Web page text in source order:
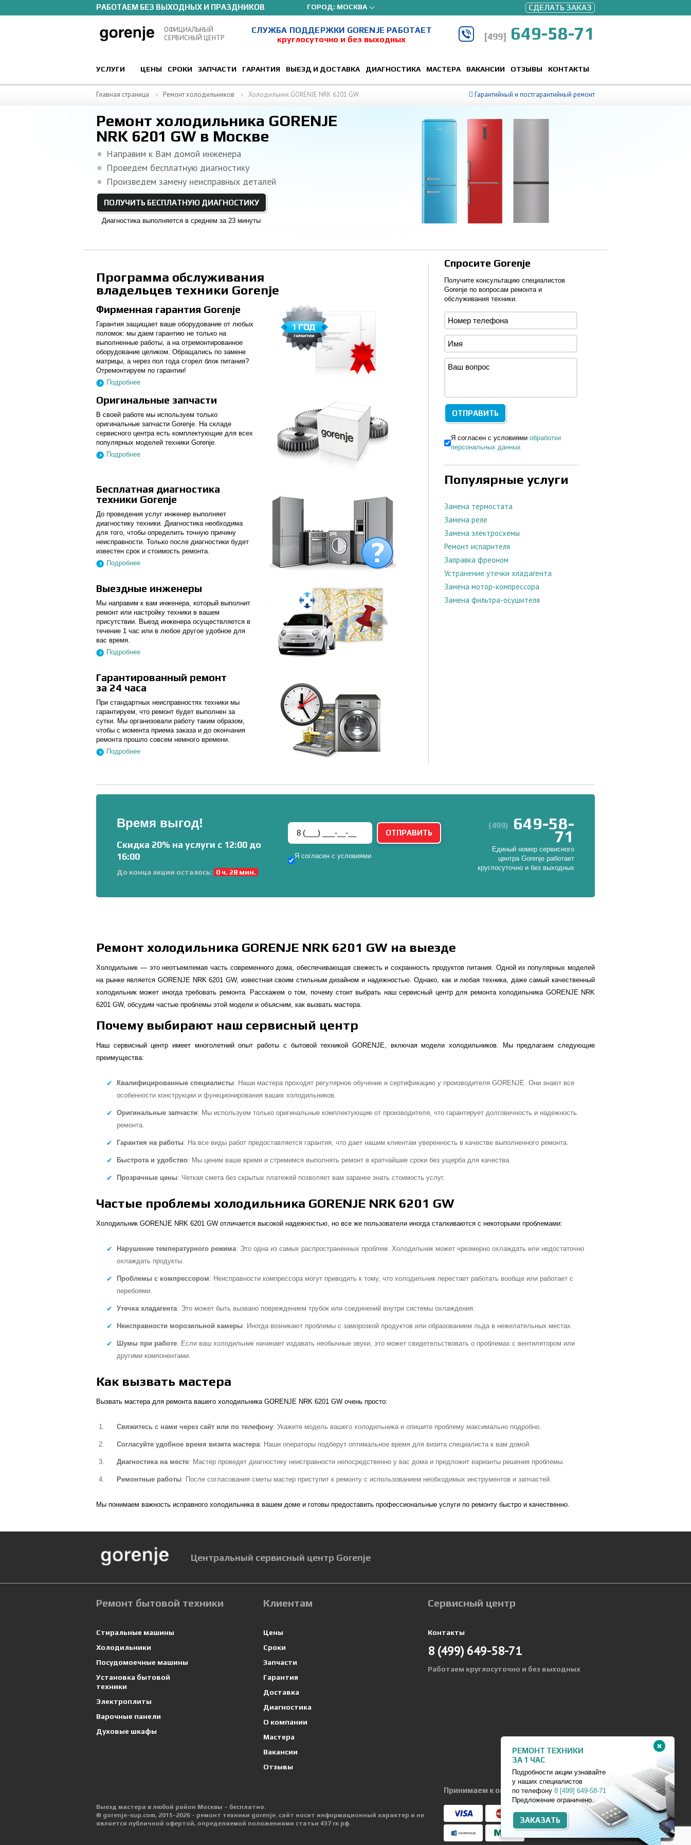
РАБОТАЕМ БЕЗ ВЫХОДНЫХ И ПРАЗДНИКОВ ГОРОД: МОСКВА СДЕЛАТЬ ЗАКАЗ
ОФИЦИАЛЬНЫЙ
СЕРВИСНЫЙ ЦЕНТР
СЛУЖБА ПОДДЕРЖКИ GORENJE РАБОТАЕТ
круглосуточно и без выходных
[499] 649-58-71
УСЛУГИ ЦЕНЫ СРОКИ ЗАПЧАСТИ ГАРАНТИЯ ВЫЕЗД И ДОСТАВКА ДИАГНОСТИКА МАСТЕРА ВАКАНСИИ ОТЗЫВЫ КОНТАКТЫ
Главная страница Ремонт холодильников Холодильник GORENJE NRK 6201 GW Гарантийный и постгарантийный ремонт
Ремонт холодильника GORENJE
NRK 6201 GW в Москве
Направим к Вам домой инженера
Проведем бесплатную диагностику
Произведем замену неисправных деталей
ПОЛУЧИТЬ БЕСПЛАТНУЮ ДИАГНОСТИКУ
Диагностика выполняется в среднем за 23 минуты
Программа обслуживания
владельцев техники Gorenje
Фирменная гарантия Gorenje
Гарантия защищает ваше оборудование от любых
поломок: мы даем гарантию не только на
выполненные работы, а на отремонтированное
оборудование целиком. Обращались по замене
матрицы, а через пол года сгорел блок питания?
Отремонтируем по гарантии!
Подробнее
Оригинальные запчасти
В своей работе мы используем только
оригинальные запчасти Gorenje. На складе
сервисного центра есть комплектующие для всех
популярных моделей техники Gorenje.
Подробнее
Бесплатная диагностика
техники Gorenje
До проведения услуг инженер выполняет
диагностику техники. Диагностика необходима
для того, чтобы определить точную причину
неисправности. Только после диагностики будет
известен срок и стоимость ремонта.
Подробнее
Выездные инженеры
Мы направим к вам инженера, который выполнит
ремонт или настройку техники в вашем
присутствии. Выезд инженера осуществляется в
течение 1 час или в любое другое удобное для
вас время.
Подробнее
Гарантированный ремонт
за 24 часа
При стандартных неисправностях техники мы
гарантируем, что ремонт будет выполнен за
сутки. Мы организовали работу таким образом,
чтобы с момента приема заказа и до окончания
ремонта прошло совсем немного времени.
Подробнее
Спросите Gorenje
Получите консультацию специалистов
Gorenje по вопросам ремонта и
обслуживания техники.
Я согласен с условиями обработки
персональных данных
Популярные услуги
Замена термостата
Замена реле
Замена электросхемы
Ремонт испарителя
Заправка фреоном
Устранение утечки хладагента
Замена мотор-компрессора
Замена фильтра-осушителя
Время выгод!
Скидка 20% на услуги с 12:00 до
16:00
До конца акции осталось: 0 ч. 28 мин.
Я согласен с условиями
(499) 649-58-
71
Единый номер сервисного
центра Gorenje работает
круглосуточно и без выходных
Ремонт холодильника GORENJE NRK 6201 GW на выезде
Холодильник — это неотъемлемая часть современного дома, обеспечивающая свежесть и сохранность продуктов питания. Одной из популярных моделей
на рынке является GORENJE NRK 6201 GW, известная своим стильным дизайном и надежностью. Однако, как и любая техника, даже самый качественный
холодильник может иногда требовать ремонта. Расскажем о том, почему стоит выбрать наш сервисный центр для ремонта холодильника GORENJE NRK
6201 GW, обсудим частые проблемы этой модели и объясним, как вызвать мастера.
Почему выбирают наш сервисный центр
Наш сервисный центр имеет многолетний опыт работы с бытовой техникой GORENJE, включая модели холодильников. Мы предлагаем следующие
преимущества:
Квалифицированные специалисты: Наши мастера проходят регулярное обучение и сертификацию у производителя GORENJE. Они знают все
особенности конструкции и функционирования ваших холодильников.
Оригинальные запчасти: Мы используем только оригинальные комплектующие от производителя, что гарантирует долговечность и надежность
ремонта.
Гарантия на работы: На все виды работ предоставляется гарантия, что дает нашим клиентам уверенность в качестве выполненного ремонта.
Быстрота и удобство: Мы ценим ваше время и стремимся выполнять ремонт в кратчайшие сроки без ущерба для качества.
Прозрачные цены: Четкая смета без скрытых платежей позволяет вам заранее знать стоимость услуг.
Частые проблемы холодильника GORENJE NRK 6201 GW
Холодильник GORENJE NRK 6201 GW отличается высокой надежностью, но все же пользователи иногда сталкиваются с некоторыми проблемами:
Нарушение температурного режима: Это одна из самых распространенных проблем. Холодильник может чрезмерно охлаждать или недостаточно
охлаждать продукты.
Проблемы с компрессором: Неисправности компрессора могут приводить к тому, что холодильник перестает работать вообще или работает с
перебоями.
Утечка хладагента: Это может быть вызвано повреждением трубок или соединений внутри системы охлаждения.
Неисправности морозильной камеры: Иногда возникают проблемы с заморозкой продуктов или образованием льда в нежелательных местах.
Шумы при работе: Если ваш холодильник начинает издавать необычные звуки, это может свидетельствовать о проблемах с вентилятором или
другими компонентами.
Как вызвать мастера
Вызвать мастера для ремонта вашего холодильника GORENJE NRK 6201 GW очень просто:
Свяжитесь с нами через сайт или по телефону: Укажите модель вашего холодильника и опишите проблему максимально подробно.
Согласуйте удобное время визита мастера: Наши операторы подберут оптимальное время для визита специалиста к вам домой.
Диагностика на месте: Мастер проведет диагностику неисправности непосредственно у вас дома и предложит варианты решения проблемы.
Ремонтные работы: После согласования сметы мастер приступит к ремонту с использованием необходимых инструментов и запчастей.
Мы понимаем важность исправного холодильника в вашем доме и готовы предоставить профессиональные услуги по ремонту быстро и качественно.
Центральный сервисный центр Gorenje
Ремонт бытовой техники
Стиральные машины
Холодильники
Посудомоечные машины
Установка бытовой
техники
Электроплиты
Варочные панели
Духовые шкафы
Клиентам
Цены
Сроки
Запчасти
Гарантия
Доставка
Диагностика
О компании
Мастера
Вакансии
Отзывы
Сервисный центр
Контакты
8 (499) 649-58-71
Работаем круглосуточно и без выходных
Принимаем к оплате:
Выезд мастера в любой район Москвы – бесплатно.
© gorenje-sup.com, 2015-2026 - ремонт техники gorenje. сайт носит информационный характер и не
является публичной офертой, определяемой положениями статьи 437 гк рф.
РЕМОНТ ТЕХНИКИ
ЗА 1 ЧАС
Подробности акции узнавайте
у наших специалистов
по телефону 8 [499] 649-58-71
Предложение ограничено.
ЗАКАЗАТЬ